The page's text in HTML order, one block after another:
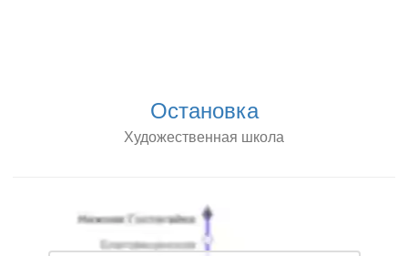
Остановка
Художественная школа